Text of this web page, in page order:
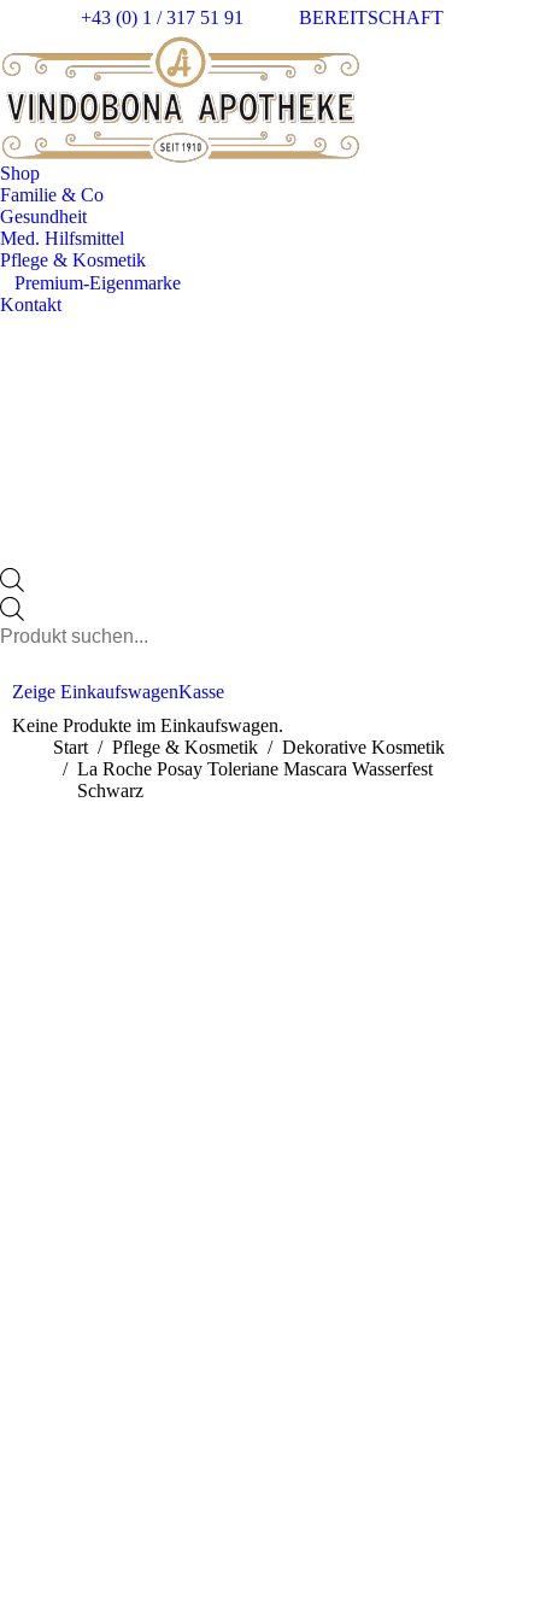
+43 (0) 1 / 317 51 91 BEREITSCHAFT
Shop
Familie & Co
Gesundheit
Med. Hilfsmittel
Pflege & Kosmetik
⠀​Premium-Eigenmarke
Kontakt
search
Zeige EinkaufswagenKasse
Keine Produkte im Einkaufswagen.
Sie befinden sich hier:
Start Pflege & Kosmetik
Dekorative Kosmetik
La Roche Posay Toleriane Mascara Wasserfest
Schwarz